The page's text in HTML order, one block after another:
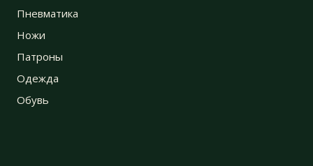
Пневматика
Ножи
Патроны
Одежда
Обувь